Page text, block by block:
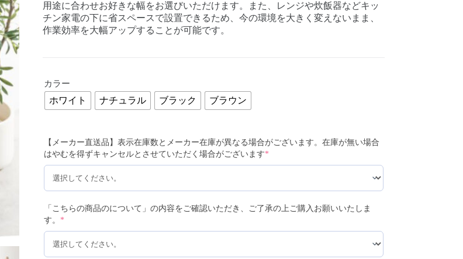
用途に合わせお好きな幅をお選びいただけます。また、レンジや炊飯器などキッ
チン家電の下に省スペースで設置できるため、今の環境を大きく変えないまま、
作業効率を大幅アップすることが可能です。
カラー
ホワイト ナチュラル ブラック ブラウン
【メーカー直送品】表示在庫数とメーカー在庫が異なる場合がございます。在庫が無い場合
はやむを得ずキャンセルとさせていただく場合がございます*
「こちらの商品のについて」の内容をご確認いただき、ご了承の上ご購入お願いいたしま
す。 *